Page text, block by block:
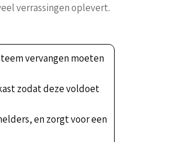
verrassingen oplevert.
vervangen moeten
zodat deze voldoet
en zorgt voor een